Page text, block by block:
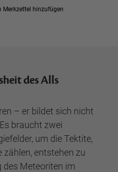
Merkzettel hinzufügen
des Alls
– er bildet sich nicht
braucht zwei
um die Tektite,
zählen, entstehen zu
des Meteoriten im